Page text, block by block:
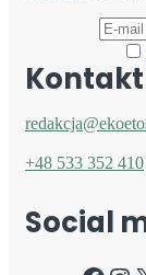
Kontakt
+48 533 352 410
Social